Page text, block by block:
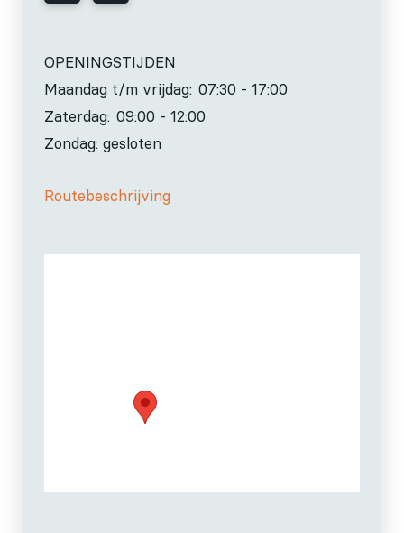
OPENINGSTIJDEN
Maandag t/m vrijdag: 07:30 - 17:00
Zaterdag: 09:00 - 12:00
Zondag: gesloten
Routebeschrijving